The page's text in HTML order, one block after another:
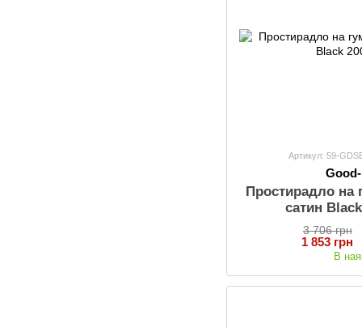
Артикул: 59-
Простирадло на
сатин
3 706 грн
1 853 грн
В